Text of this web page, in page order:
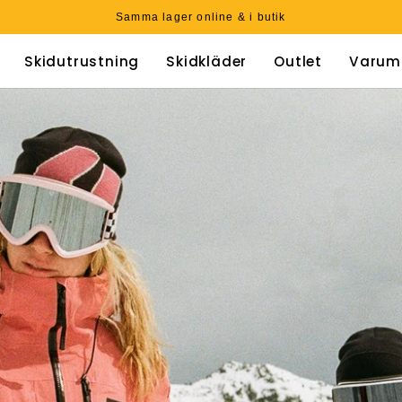
Leverans inom 1–3 dagar
Skidutrustning Skidkläder Outlet